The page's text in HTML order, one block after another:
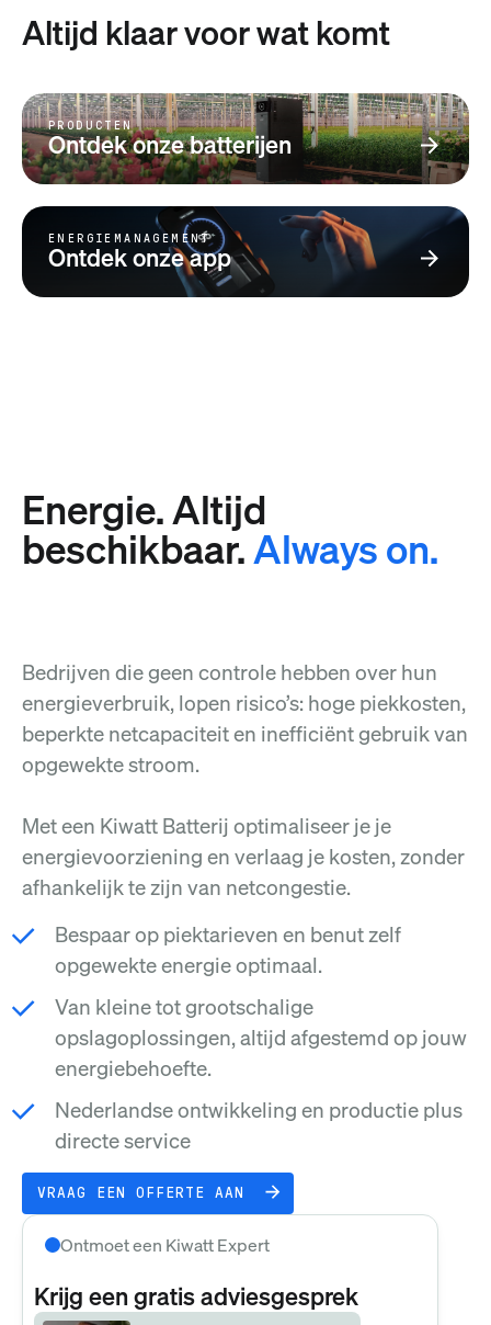
Altijd klaar voor wat komt
PRODUCTEN
Ontdek onze batterijen
ENERGIEMANAGEMENT
Ontdek onze app
Energie. Altijd
beschikbaar.Always on.
Bedrijven die geen controle hebben over hun
energieverbruik, lopen risico’s: hoge piekkosten,
beperkte netcapaciteit en inefficiënt gebruik van
opgewekte stroom.
Met een Kiwatt Batterij optimaliseer je je
energievoorziening en verlaag je kosten, zonder
afhankelijk te zijn van netcongestie.
Bespaar op piektarieven en benut zelf
opgewekte energie optimaal.
Van kleine tot grootschalige
opslagoplossingen, altijd afgestemd op jouw
energiebehoefte.
Nederlandse ontwikkeling en productie plus
directe service
VRAAG EEN OFFERTE AAN
Ontmoet een Kiwatt Expert
Krijg een gratis adviesgesprek